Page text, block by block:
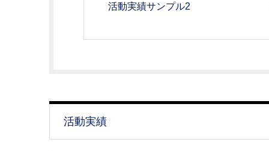
活動実績サンプル2
活動実績